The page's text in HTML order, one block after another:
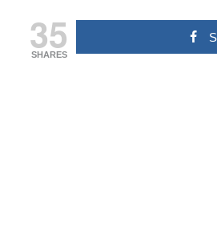
35
SHARES